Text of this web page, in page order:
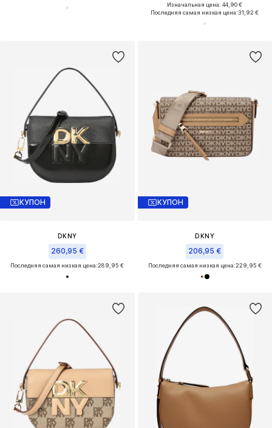
Изначальная цена: 44,90 €
Последняя самая низкая цена:31,92 €
КУПОН
DKNY
260,95 €
Последняя самая низкая цена:289,95 €
КУПОН
DKNY
206,95 €
Последняя самая низкая цена:229,95 €